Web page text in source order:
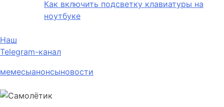
Как включить подсветку клавиатуры на
ноутбуке
Наш
Telegram-канал
мемесыанонсыновости